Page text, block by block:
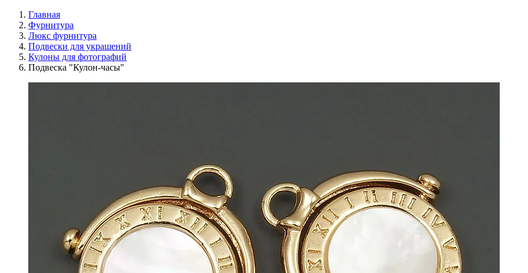
Главная
Фурнитура
Люкс фурнитура
Подвески для украшений
Кулоны для фотографий
Подвеска "Кулон-часы"